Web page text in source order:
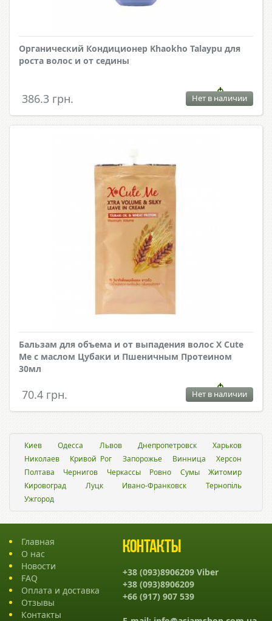
Органический Кондиционер Khaokho Talaypu для
роста волос и от седины
386.3 грн. Нет в наличии
Бальзам для объема и от выпадения волос X Cute
Me с маслом Цубаки и Пшеничным Протеином
30мл
70.4 грн. Нет в наличии
Киев Одесса Львов Днепропетровск
Харьков
Николаев
Кривой Рог Запорожье Винница
Херсон
Полтава
Чернигов Черкассы Ровно Сумы
Житомир
Кировоград
Луцк Ивано-Франковск
Тернопіль
Ужгород
Главная
О нас
Новости
FAQ
Оплата и доставка
Отзывы
Контакты
Контакты
+38 (093)8906209 Viber
+38 (093)8906209
+66 (917) 907 539